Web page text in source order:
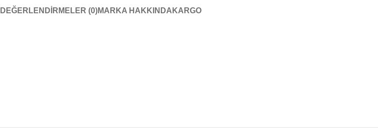
DEĞERLENDIRMELER (0)MARKA HAKKINDA KARGO